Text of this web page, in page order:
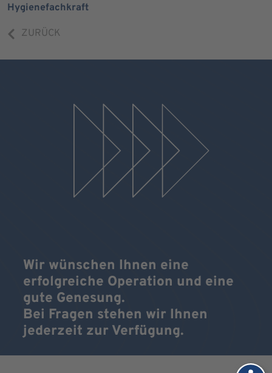
Hygienefachkraft
ZURÜCK
Wir wünschen Ihnen eine
erfolgreiche Operation und eine
gute Genesung.
Bei Fragen stehen wir Ihnen
jederzeit zur Verfügung.